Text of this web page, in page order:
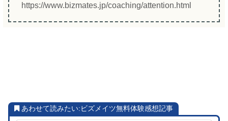
https://www.bizmates.jp/coaching/attention.html
あわせて読みたい:ビズメイツ無料体験感想記事